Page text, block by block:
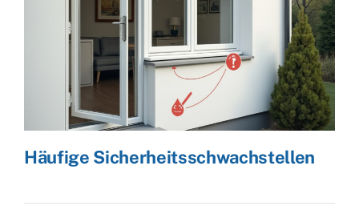
Häufige Sicherheitsschwachstellen